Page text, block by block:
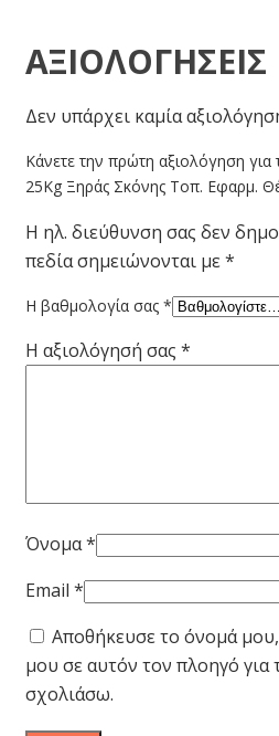
ΑΞΙΟΛΟΓΉΣΕΙΣ
Δεν υπάρχει καμία
Κάνετε την πρώτη αξιολόγηση
25Kg Ξηράς Σκόνης Τοπ. Εφαρμ.
Η ηλ. διεύθυνση σας δεν
πεδία σημειώνονται με*
Η βαθμολογία σας *
Η αξιολόγησή σας *
Όνομα*
Email *
Αποθήκευσε το όνομά
μου σε αυτόν τον πλοηγό
σχολιάσω.